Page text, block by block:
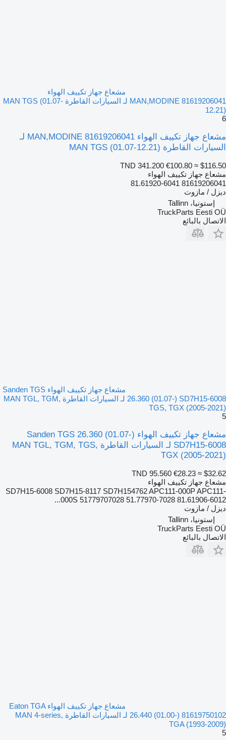
مشعاع جهاز تكييف الهواء
MAN,MODINE 81619206041 لـ السيارات القاطرة MAN TGS (01.07-
12.21)
6
مشعاع جهاز تكييف الهواء MAN,MODINE 81619206041 لـ
السيارات القاطرة MAN TGS (01.07-12.21)
TND 341.200 €100.80 ≈ $116.50
مشعاع جهاز تكييف الهواء
81619206041 81.61920-6041
ديزل / مازوت
إستونيا، Tallinn
TruckParts Eesti OÜ
الاتصال بالبائع
مشعاع جهاز تكييف الهواء Sanden TGS
26.360 (01.07-) SD7H15-6008 لـ السيارات القاطرة MAN TGL, TGM,
TGS, TGX (2005-2021)
5
مشعاع جهاز تكييف الهواء Sanden TGS 26.360 (01.07-)
SD7H15-6008 لـ السيارات القاطرة MAN TGL, TGM, TGS,
TGX (2005-2021)
TND 95.560 €28.23 ≈ $32.62
مشعاع جهاز تكييف الهواء
SD7H15-6008 SD7H15-8117 SD7H154762 APC111-000P APC111-
000S 51779707028 51.77970-7028 81.61906-6012...
ديزل / مازوت
إستونيا، Tallinn
TruckParts Eesti OÜ
الاتصال بالبائع
مشعاع جهاز تكييف الهواء Eaton TGA
26.440 (01.00-) 81619750102 لـ السيارات القاطرة MAN 4-series,
TGA (1993-2009)
5